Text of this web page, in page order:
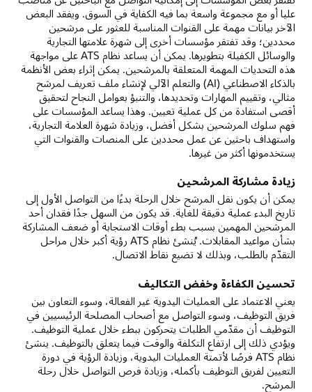
عليا أو مع مجموعة واسعة بما فيه الكفاية في السوق. ويفقد البعض
الآخر بيانات مهمة على القنوات المناسبة للعثور على مرشحين
محددين؛ وقد تفتقر مؤسسات أخرى إلى شهرة علامتها التجارية
والوسائل الكفيلة بتطويرها. يمكن أن يساعد نظام ATS على مواجهة
هذه التحديات المهمة المتعلقة بالمرشحين. يمكن إثراء بعض الأنظمة
بالذكاء الاصطناعي (AI) والتعلم الآلي لإنشاء ملف تعريف لمرشح
مثالي، وتقييم المهارات وتحديدها، والتنبؤ بعوامل النجاح لتحقيق
أقصى استفادة من كل عملية تعيين. وهذا يساعد المؤسسات على
فهم سلوك المرشحين بشكل أفضل، وزيادة شهرة العلامة التجارية،
واستهداف باحثين عن عمل محددين على المنصات والقنوات التي
يستخدمونها أكثر من غيرها.
زيادة مشاركة المرشحين
يمكن أن يكون نقل المرشح خلال الرحلة بدءًا من التواصل الأول إلى
تاريخ البدء عملية دقيقة للغاية. قد يكون من السهل جدًا فقدان أحد
المرشحين المهمين بسبب بطء أوقات الاستجابة أو ضعف المشاركة
بشأن مواعيد المقابلات. يُنشئ نظام ATS رؤية أكبر خلال مراحل
التقدّم بالطلب، وبذلك لا تضيع نقاط الاتصال.
تحسين الكفاءة وخفض التكاليف
يعني الاعتماد على العمليات اليدوية غير الفعالة، وسوء التعاون بين
فريق التوظيف، وسوء التواصل مع أصحاب المصلحة الرئيسيين في
التوظيف أن مقدّمي الطلبات يتحركون ببطء خلال عملية التوظيف.
ويؤدي ذلك إلى ارتفاع التكلفة والوقت فيما يتعلق بالتوظيف. ينشئ
نظام ATS فرصًا لأتمتة العمليات اليدوية، وزيادة الرؤية في دورة
التعيين لفريق التوظيف بأكمله، وزيادة فرص التواصل خلال رحلة
المرشح.